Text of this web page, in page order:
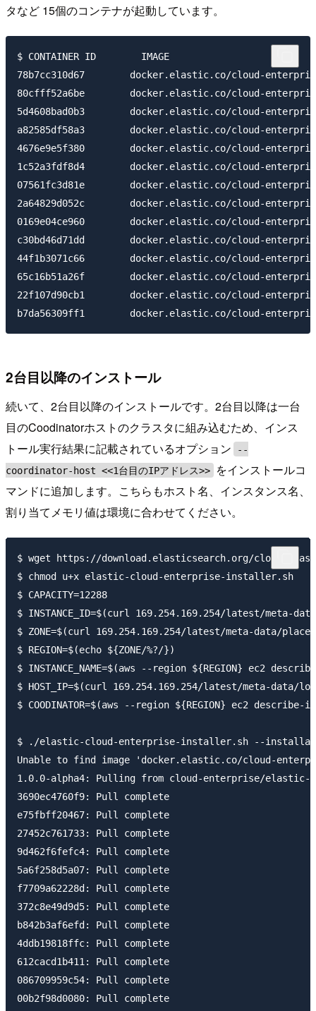
タなど 15個のコンテナが起動しています。
$ CONTAINER ID        IMAGE
78b7cc310d67        docker.elastic.co/cloud-
80cfff52a6be        docker.elastic.co/cloud-
5d4608bad0b3        docker.elastic.co/cloud-
a82585df58a3        docker.elastic.co/cloud-
4676e9e5f380        docker.elastic.co/cloud-
1c52a3fdf8d4        docker.elastic.co/cloud-
07561fc3d81e        docker.elastic.co/cloud-
2a64829d052c        docker.elastic.co/cloud-
0169e04ce960        docker.elastic.co/
c30bd46d71dd        docker.elastic.co/cloud-
44f1b3071c66        docker.elastic.co/cloud-
65c16b51a26f        docker.elastic.co/cloud-
22f107d90cb1        docker.elastic.co/cloud-
2台目以降のインストール
続いて、2台目以降のインストールです。2台目以降は一台
目のCoodinatorホストのクラスタに組み込むため、インス
トール実行結果に記載されているオプション
--
coordinator-host <<1台目のIPアドレス>>
をインストールコ
マンドに追加します。こちらもホスト名、インスタンス名、
割り当てメモリ値は環境に合わせてください。
$ wget https://download.elasticsearch.org/cloud/
$ chmod u+x elastic-cloud-enterprise-installer.sh
$ CAPACITY=12288
$ INSTANCE_ID=$(curl 169.254.169.254/latest/meta-
$ ZONE=$(curl 169.254.169.254/latest/meta-data/
$ REGION=$(echo ${ZONE/%?/})
$ INSTANCE_NAME=$(aws --region ${REGION} ec2
$ HOST_IP=$(curl 169.254.169.254/latest/meta-data/
$ COODINATOR=$(aws --region ${REGION} ec2
$ ./elastic-cloud-enterprise-installer.sh --installation-id
Unable to find image 'docker.elastic.co/cloud-
1.0.0-alpha4: Pulling from cloud-enterprise/elastic-
3690ec4760f9: Pull complete
e75fbff20467: Pull complete
27452c761733: Pull complete
9d462f6fefc4: Pull complete
5a6f258d5a07: Pull complete
f7709a62228d: Pull complete
372c8e49d9d5: Pull complete
b842b3af6efd: Pull complete
4ddb19818ffc: Pull complete
612cacd1b411: Pull complete
086709959c54: Pull complete
00b2f98d0080: Pull complete